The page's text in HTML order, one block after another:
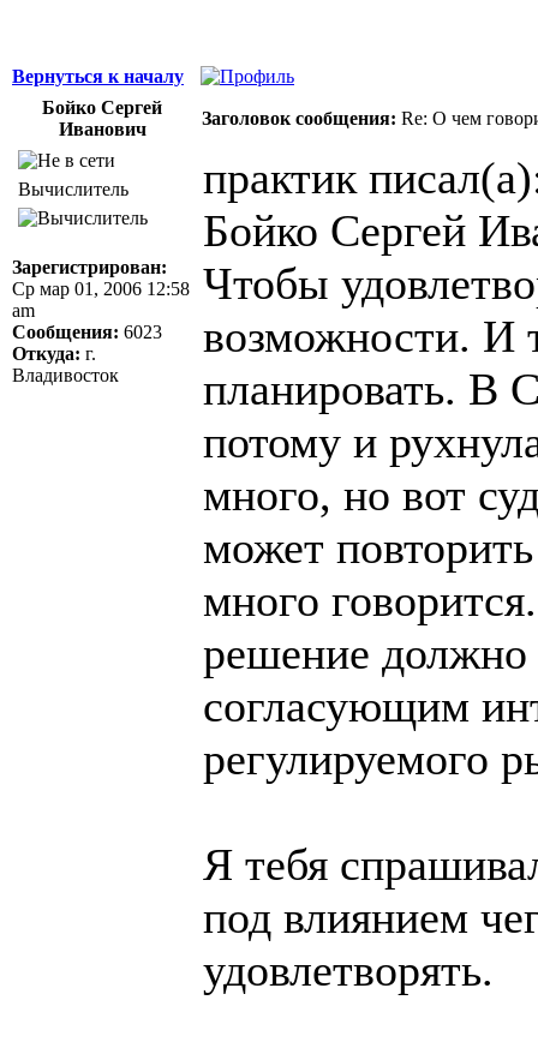
Вернуться к началу
Бойко Сергей
Иванович
Заголовок сообщения: Re: О чем
Вычислитель
Зарегистрирован:
Ср мар 01, 2006 12:58
am
Сообщения: 6023
Откуда: г.
Владивосток
практик
Бойко Сергей
Чтобы
возможности. И
планировать. В
потому и
много, но вот
может
много
решение
согласующим
регулируемого
Я тебя
под влиянием
удовлетворять.